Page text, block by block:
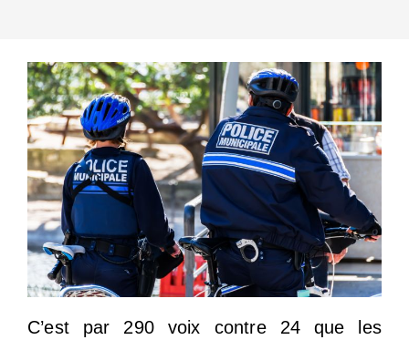
C’est par 290 voix contre 24 que les